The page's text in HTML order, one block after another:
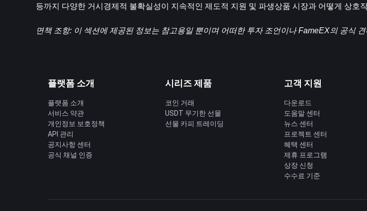
등까지 다양한 거시경제적 불확실성이 지속적인 제도적 지원 및 파생상품 시장과 어떻게 상호
면책 조항: 이 섹션에 제공된 정보는 참고용일 뿐이며 어떠한 투자 조언이나 FameEX의 공식
플랫폼 소개
플랫폼 소개
서비스 약관
개인정보 보호정책
API 관리
공지사항 센터
공식 채널 인증
시리즈 제품
코인 거래
USDT 무기한 선물
선물 카피 트레이딩
고객 지원
다운로드
도움말 센터
뉴스 센터
프로젝트 센터
혜택 센터
제휴 프로그램
상장 신청
수수료 기준